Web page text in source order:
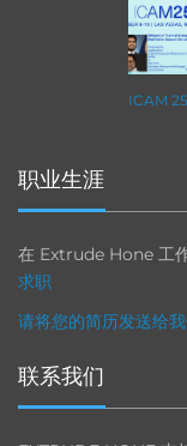
ICAM
职业生涯
在 Extrude Hone 工
求职
请将您的简历发送给
联系我们